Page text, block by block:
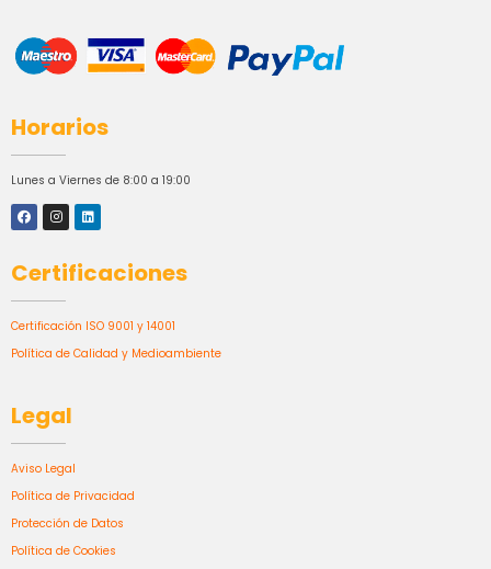
Horarios
Lunes a Viernes de 8:00 a 19:00
Certificaciones
Certificación ISO 9001 y 14001
Política de Calidad y Medioambiente
Legal
Aviso Legal
Política de Privacidad
Protección de Datos
Política de Cookies